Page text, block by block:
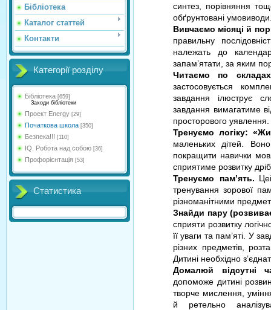
Бібліотека
Каталог статтей
Контакти
Категорії розділу
Бібліотека [659]
Заходи бібліотеки
Проект Energy [29]
Початкова школа [350]
Безпека!!! [110]
IQ. Робота над собою [36]
Профорієнтація [53]
Статистика
синтез, порівняння
обґрунтовані
Вивчаємо місяці й
правильну
належать до
запам’ятати, за яким
Читаємо по
застосовується
завдання ілюструє
завдання вимагатиме
просторового уявлення.
Тренуємо логіку:
маленьких дітей.
покращити навички
сприятиме розвитку
Тренуємо пам’ять.
тренування зорової
різноманітними
Знайди пару
сприяти розвитку
її уваги та пам’яті. У
різних предметів,
Дитині необхідно
Домалюй відсутні
допоможе дитині
творче мислення,
й ретельно